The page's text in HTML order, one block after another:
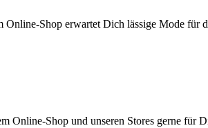
Online-Shop erwartet Dich lässige Mode für
Online-Shop und unseren Stores gerne für